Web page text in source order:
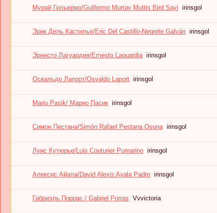
Мурай Гильермо/Guillermo Murray Muttis Bird Sayi irinsgol
Эрик Дель Кастильо/Eric Del Castillo-Negrete Galván irinsgol
Эрнесто Лагуардия/Ernesto Laguardia irinsgol
Освальдо Лапорт/Osvaldo Laport irinsgol
Mario Pasik/ Марио Пасик irinsgol
Симон Пестана/Simón Rafael Pestana Osuna irinsgol
Луис Кутюрье/Luis Couturier Pumarino irinsgol
Алексис Айала/David Alexis Ayala Padro irinsgol
Габриэль Поррас / Gabriel Porras Vvvictoria